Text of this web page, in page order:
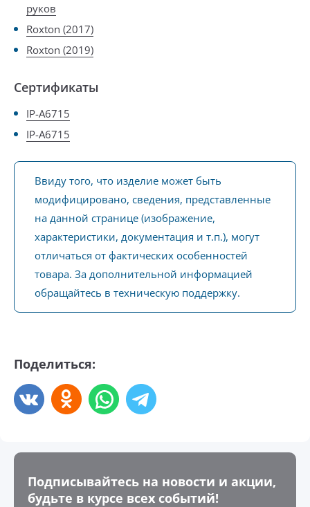
руков
Roxton (2017)
Roxton (2019)
Сертификаты
IP-A6715
IP-A6715
Ввиду того, что изделие может быть
модифицировано, сведения, представленные
на данной странице (изображение,
характеристики, документация и т.п.), могут
отличаться от фактических особенностей
товара. За дополнительной информацией
обращайтесь в техническую поддержку.
Поделиться:
Подписывайтесь на новости и акции,
будьте в курсе всех событий!